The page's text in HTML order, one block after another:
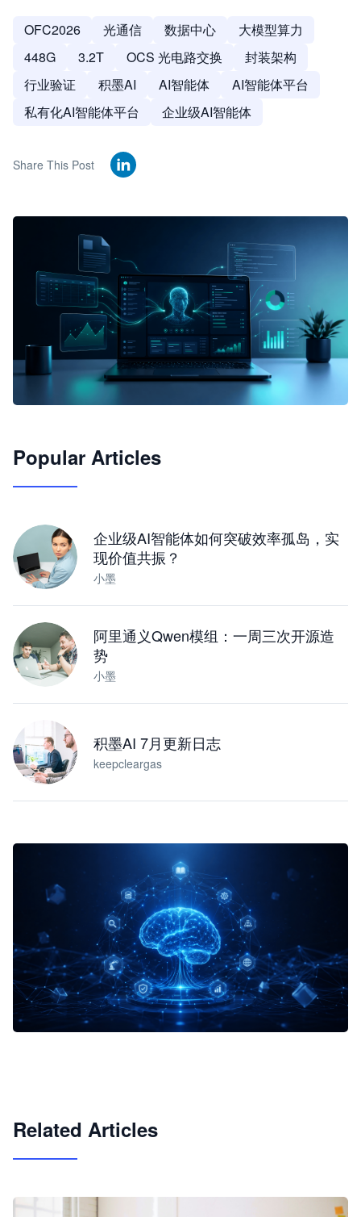
OFC2026 光通信 数据中心
大模型算力
448G
3.2T OCS 光电路交换
封装架构
行业验证
积墨AI AI智能体
AI智能体平台
私有化AI智能体平台
企业级AI智能体
Share This Post
JimoClaw 桌面 AI Agent 工作台
Popular Articles
企业级AI智能体如何突破效率孤岛，实
现价值共振？
小墨
阿里通义Qwen模组：一周三次开源造
势
小墨
积墨AI 7月更新日志
keepcleargas
Related Articles